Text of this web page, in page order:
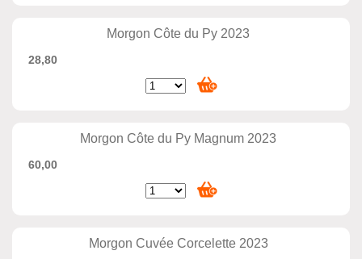
Morgon Côte du Py 2023
28,80
Morgon Côte du Py Magnum 2023
60,00
Morgon Cuvée Corcelette 2023